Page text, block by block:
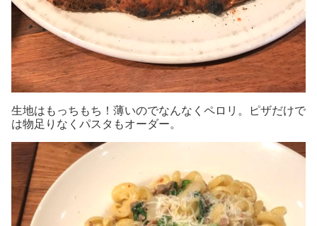
生地はもっちもち！薄いのでなんなくペロリ。ピザだけで
は物足りなくパスタもオーダー。